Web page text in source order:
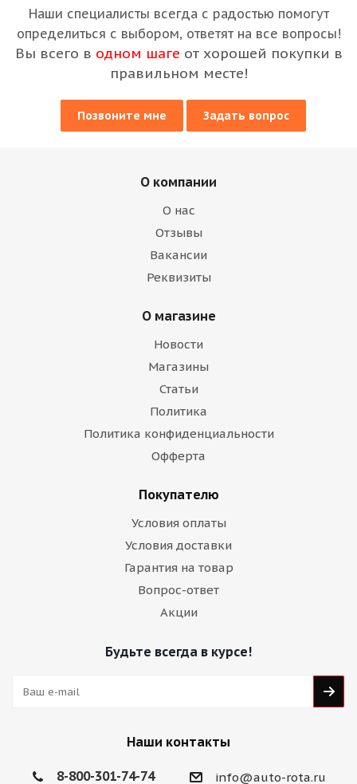
Наши специалисты всегда с радостью помогут
определиться с выбором, ответят на все вопросы!
Вы всего в одном шаге от хорошей покупки в
правильном месте!
Позвоните мне Задать вопрос
О компании
О нас
Отзывы
Вакансии
Реквизиты
О магазине
Новости
Магазины
Статьи
Политика
Политика конфиденциальности
Офферта
Покупателю
Условия оплаты
Условия доставки
Гарантия на товар
Вопрос-ответ
Акции
Будьте всегда в курсе!
Наши контакты
8-800-301-74-74 info@auto-rota.ru